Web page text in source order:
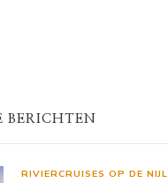
BERICHTEN
RIVIERCRUISES OP DE NIJL